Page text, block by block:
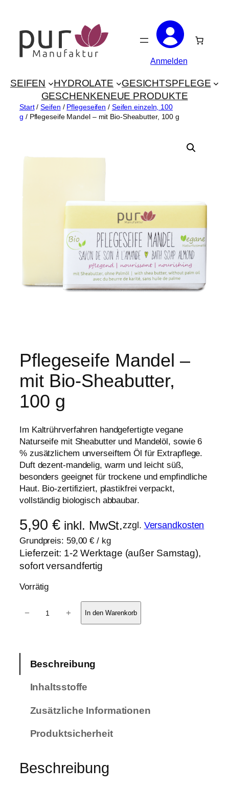
springen
Anmelden
SEIFEN HYDROLATE
GESICHTSPFLEGE
GESCHENKENEUE PRODUKTE
Start/Seifen / Pflegeseifen / Seifen einzeln, 100
g / Pflegeseife Mandel – mit Bio-Sheabutter, 100 g
Pflegeseife Mandel –
mit Bio-Sheabutter,
100 g
Im Kaltrührverfahren handgefertigte vegane
Naturseife mit Sheabutter und Mandelöl, sowie 6
% zusätzlichem unverseiftem Öl für Extrapflege.
Duft dezent-mandelig, warm und leicht süß,
besonders geeignet für trockene und empfindliche
Haut. Bio-zertifiziert, plastikfrei verpackt,
vollständig biologisch abbaubar.
5,90 € inkl. MwSt.zzgl. Versandkosten
Grundpreis: 59,00€ / kg
Lieferzeit: 1-2 Werktage (außer Samstag),
sofort versandfertig
Vorrätig
a
n
− + In den Warenkorb
Beschreibung
Inhaltsstoffe
Zusätzliche Informationen
Produktsicherheit
Beschreibung